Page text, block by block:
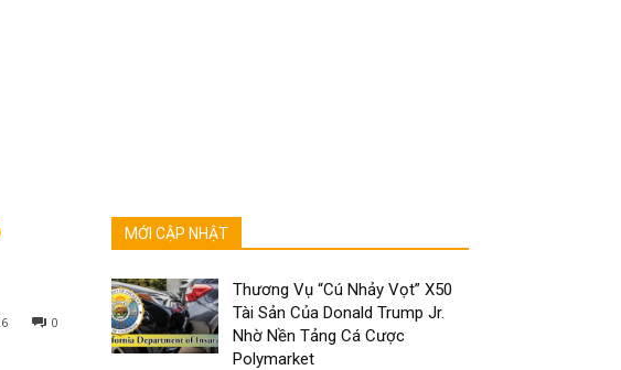
0
MỚI CẬP NHẬT
Thương Vụ “Cú Nhảy Vọt” X50
Tài Sản Của Donald Trump Jr.
Nhờ Nền Tảng Cá Cược
Polymarket